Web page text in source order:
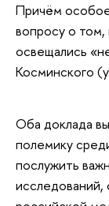
Причём
вопросу о том,
освещались
Косминского
Оба доклада
полемику
послужить
исследований,